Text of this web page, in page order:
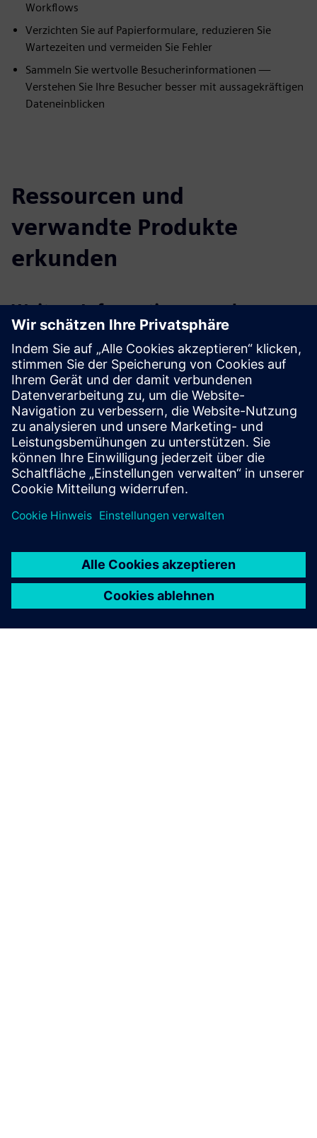
Workflows
Verzichten Sie auf Papierformulare, reduzieren Sie
Wartezeiten und vermeiden Sie Fehler
Sammeln Sie wertvolle Besucherinformationen —
Verstehen Sie Ihre Besucher besser mit aussagekräftigen
Dateneinblicken
Ressourcen und
verwandte Produkte
erkunden
Weitere Informationen und
Ressourcen
Weitere Informationen
Fallstudie: Stryker verbessert die Sicherheit vor Ort
Fallstudie: Besuchermanagement-Lösung für Google
Voraussetzungen
Keine